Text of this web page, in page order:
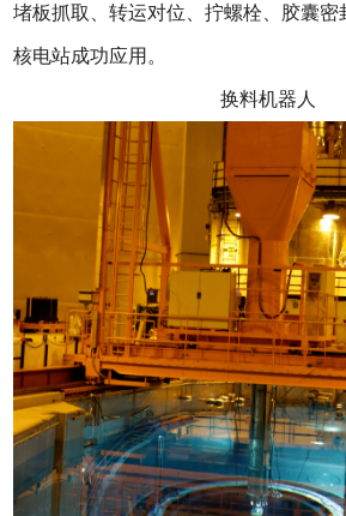
堵板抓取、转运对位、拧螺栓、胶囊
核电站成功应用。
换料机器人